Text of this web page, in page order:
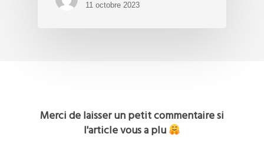
11 octobre 2023
Merci de laisser un petit commentaire si
l'article vous a plu